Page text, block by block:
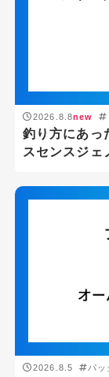
2026.8.8new
釣り方にあっ
スセンスジ
2026.8.5 パッ